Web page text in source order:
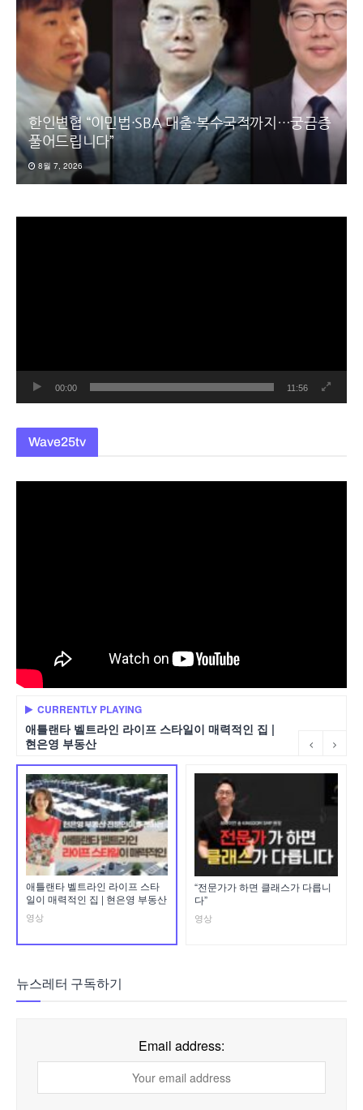
한인변협 “이민법·SBA 대출·복수국적까지…궁금증
풀어드립니다”
8월 7, 2026
00:00 11:56
Wave25tv
CURRENTLY PLAYING
애틀랜타 벨트라인 라이프 스타일이 매력적인 집 |
현은영 부동산
애틀랜타 벨트라인 라이프 스타
일이 매력적인 집 | 현은영 부동산
영상
“전문가가 하면 클래스가 다릅니
다”
영상
뉴스레터 구독하기
Email address: